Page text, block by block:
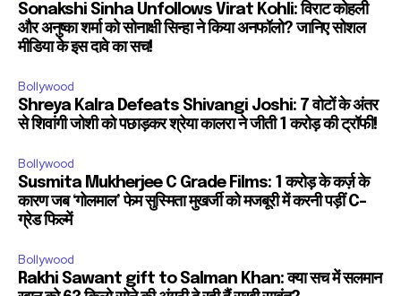
Sonakshi Sinha Unfollows Virat Kohli: विराट कोहली
और अनुष्का शर्मा को सोनाक्षी सिन्हा ने किया अनफॉलो? जानिए सोशल
मीडिया के इस दावे का सच!
Bollywood
Shreya Kalra Defeats Shivangi Joshi: 7 वोटों के अंतर
से शिवांगी जोशी को पछाड़कर श्रेया कालरा ने जीती 1 करोड़ की ट्रॉफी!
Bollywood
Susmita Mukherjee C Grade Films: 1 करोड़ के कर्ज़ के
कारण जब ‘गोलमाल’ फेम सुस्मिता मुखर्जी को मजबूरी में करनी पड़ीं C-
ग्रेड फिल्में
Bollywood
Rakhi Sawant gift to Salman Khan: क्या सच में सलमान